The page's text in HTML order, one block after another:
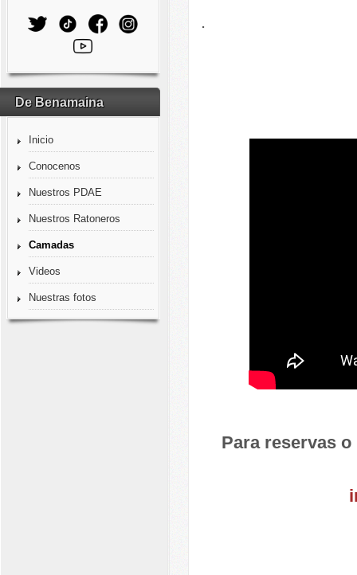
De Benamaina
Inicio
Conocenos
Nuestros PDAE
Nuestros Ratoneros
Camadas
Videos
Nuestras fotos
.
Para reservas